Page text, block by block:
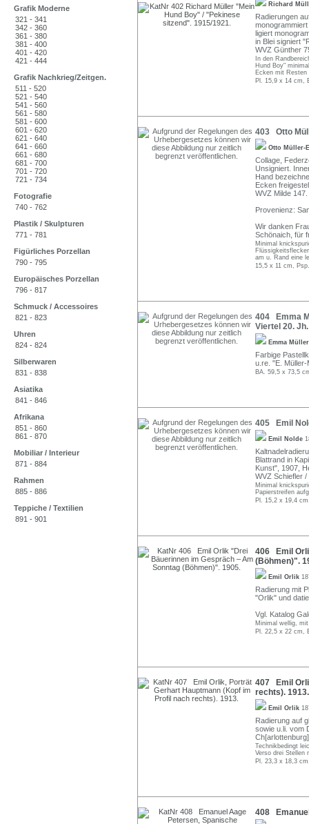
Grafik Moderne
321 - 341
342 - 360
361 - 380
381 - 400
401 - 420
421 - 444
Grafik Nachkrieg/Zeitgen.
511 - 520
521 - 540
541 - 560
561 - 580
581 - 600
601 - 620
621 - 640
641 - 660
661 - 680
681 - 700
701 - 720
721 - 734
Fotografie
740 - 762
Plastik / Skulpturen
771 - 781
Figürliches Porzellan
790 - 795
Europäisches Porzellan
796 - 817
Schmuck / Accessoires
821 - 823
Uhren
824 - 824
Silberwaren
831 - 838
Asiatika
841 - 846
Afrikana
851 - 860
861 - 870
Mobiliar / Interieur
871 - 884
Rahmen
885 - 886
Teppiche / Textilien
891 - 901
Richard
Radierungen
ligiert
in Blei signiert
WVZ Günther
In den
Hund Boy"
Ecken mit Resten
Pl. 15,9 x 14 cm,
403 Otto
Otto Müller-
Collage,
Unsigniert.
Hand
Ecken
WVZ Milde 147.
Provenienz:
Wir danken
Schönaich, für
Minimal
am u. Rand eine
15,5 x 11 cm,
404 Emma
Viertel 20. Jh.
Emma
Farbige
u.re. "E.
BA. 59,5 x 73,5
405 Emil
Emil Nolde
Blattrand in
Kunst", 1907,
WVZ Schiefler
Minimal
Papierstreifen
Pl. 15,2 x 19,4
406 Emil
(Böhmen)".
Emil Orlik
Radierung mit
"Orlik" und
Vgl. Katalog
Minimal wellig,
Pl. 22,5 x 22 cm,
407 Emil
rechts). 1913.
Emil Orlik
Radierung auf
sowie u.li. vom
Technikbedingt
Verso drei Stellen
Pl. 23,3 x 18,3
408